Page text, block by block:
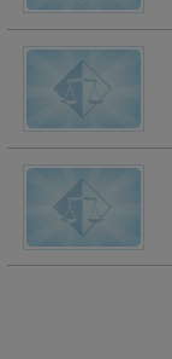
get
the
keyboard
shortcuts
for
changing
dates.